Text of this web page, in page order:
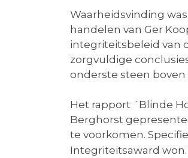
Waarheidsvinding
handelen van Ger
integriteitsbeleid van
zorgvuldige
onderste steen boven
Het rapport ´Blinde
Berghorst
te voorkomen.
Integriteitsaward